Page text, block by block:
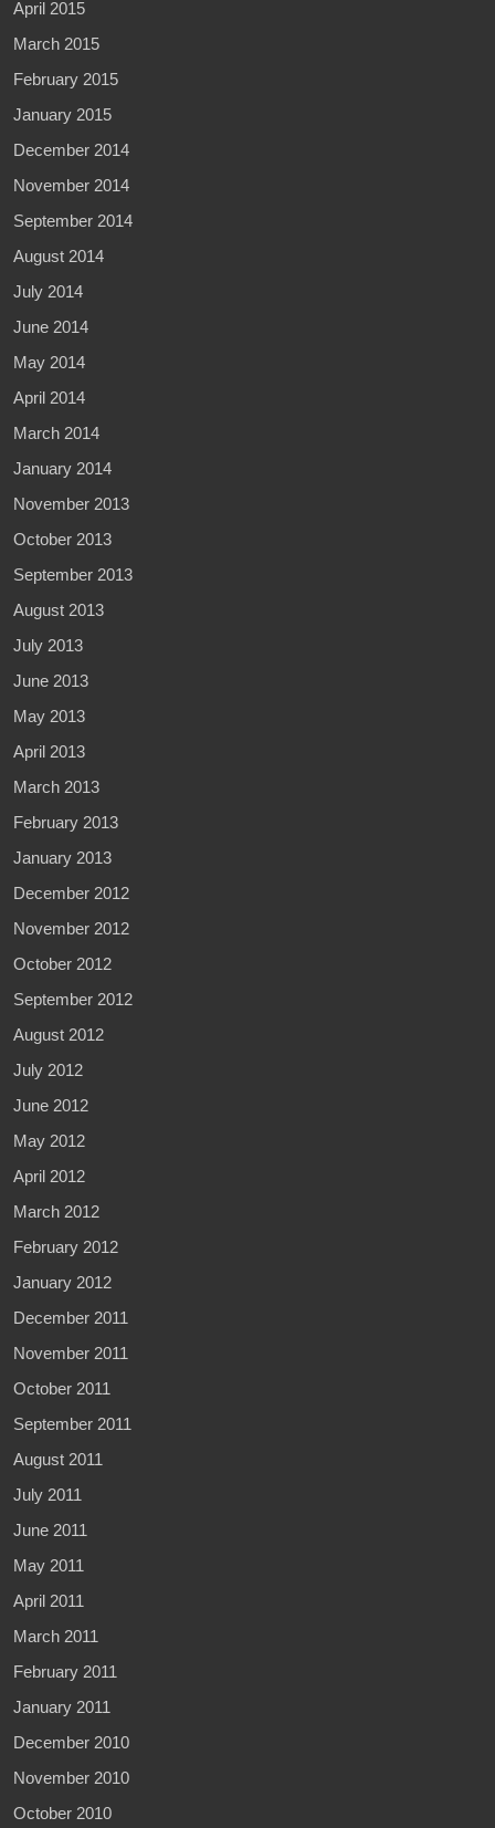
April 2015
March 2015
February 2015
January 2015
December 2014
November 2014
September 2014
August 2014
July 2014
June 2014
May 2014
April 2014
March 2014
January 2014
November 2013
October 2013
September 2013
August 2013
July 2013
June 2013
May 2013
April 2013
March 2013
February 2013
January 2013
December 2012
November 2012
October 2012
September 2012
August 2012
July 2012
June 2012
May 2012
April 2012
March 2012
February 2012
January 2012
December 2011
November 2011
October 2011
September 2011
August 2011
July 2011
June 2011
May 2011
April 2011
March 2011
February 2011
January 2011
December 2010
November 2010
October 2010